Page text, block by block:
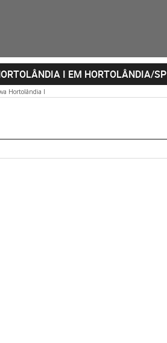
I EM HORTOLÂNDIA/SP
Hortolândia I